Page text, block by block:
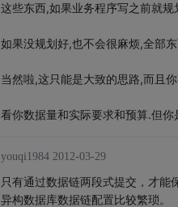
这些东西,如果业务程序写之前就规
如果没规划好,也不会很麻烦,全部
当然啦,这只能是大致的思路,而且
看你数据量和实际要求和预算.但你
youqi1984 2012-03-29
只有通过数据链两段式提交，才能
异构数据库数据链配置比较繁琐。